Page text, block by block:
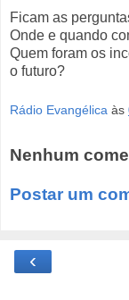
Ficam as
Onde e quando
Quem foram os
o futuro?
Rádio Evangélica às
Nenhum
Postar um
‹